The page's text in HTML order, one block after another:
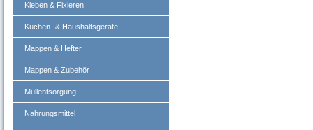
Kleben & Fixieren
Küchen- & Haushaltsgeräte
Mappen & Hefter
Mappen & Zubehör
Müllentsorgung
Nahrungsmittel